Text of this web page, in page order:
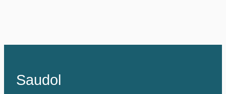
Saudol